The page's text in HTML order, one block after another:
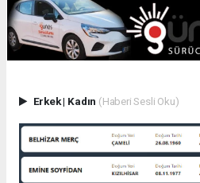
Erkek| Kadın (Haberi Sesli Oku)